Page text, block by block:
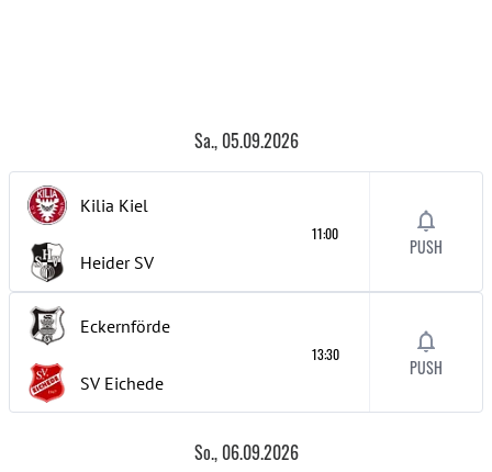
Sa., 05.09.2026
Kilia Kiel
Heider SV
11:00
PUSH
Eckernförde
SV Eichede
13:30
PUSH
So., 06.09.2026